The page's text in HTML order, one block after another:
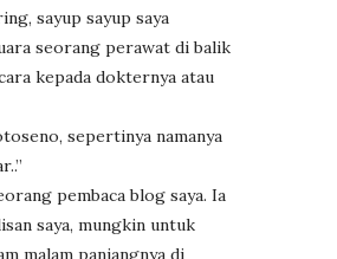
sayup sayup saya
seorang perawat di balik
kepada dokternya atau
sepertinya namanya
pembaca blog saya. Ia
saya, mungkin untuk
malam panjangnya di